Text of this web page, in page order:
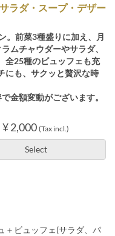
ラダ・スープ・デザー
。前菜3種盛りに加え、月
ムチャウダーやサラダ、
全25種のビュッフェも充
にも、サクッと贅沢な時
金額変動がございます。
¥ 2,000 (Tax incl.)
Select
＋ビュッフェ(サラダ、パ